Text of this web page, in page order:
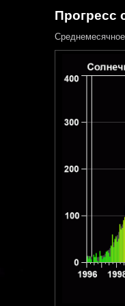
Прогресс